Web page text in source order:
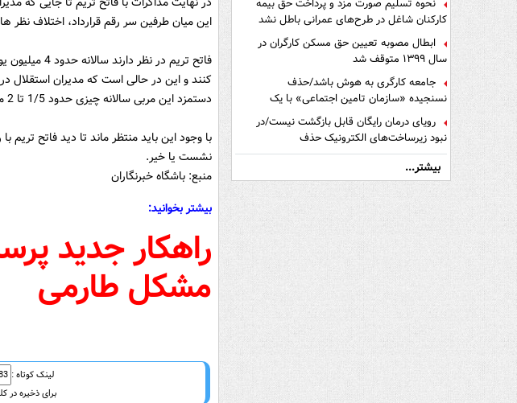
نحوه تسلیم صورت مزد و پرداخت حق بیمه
کارکنان شاغل در طرح‌های عمرانی باطل نشد
ابطال مصوبه تعیین حق مسکن کارگران در
سال ۱۳۹۹ متوقف شد
جامعه کارگری به هوش باشد/حذف
نسنجیده «سازمان تامین اجتماعی» با یک
تفاهم نامه!
رویای درمان رایگان قابل بازگشت نیست/در
نبود زیرساخت‌های الکترونیک حذف
دفترچه‌های بیمه اشتباه مضاعف است
بیشتر...
این میان طرفین سر رقم قرارداد، اختلاف نظر
کنند و این در حالی است که مدیران استقلال
دستمزد این مربی سالانه چیزی حدود 1/5 تا 2 میلیون دلار باشد.
با وجود این باید منتظر ماند تا دید فاتح
نشست یا خیر.
منبع: باشگاه خبرنگاران
بیشتر بخوانید:
راهکار جدید
مشکل طارمی
لینک کوتاه :
برای ذخیره در